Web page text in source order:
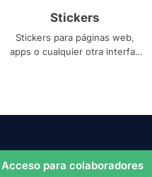
Stickers
Stickers para páginas web,
apps o cualquier otra interfaz
Acceso para colaboradores